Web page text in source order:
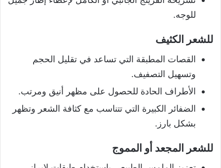
للوجه.
للشعر الكثيف
القصات المطبقة التي تساعد في تقليل الحجم
وتسهيل التصفيف.
الأطراف الحادة للحصول على مظهر أنيق ومرتب.
الضفائر الكبيرة التي تتناسب مع كثافة الشعر وتظهر
بشكل بارز.
للشعر المجعد أو المموج